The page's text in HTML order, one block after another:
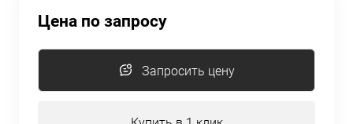
Цена по запросу
Запросить цену